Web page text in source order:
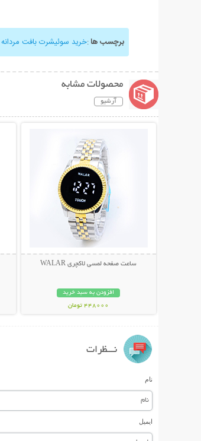
برچسب ها:خرید سوئیشرت بافت مردانه Uomo
محصولات مشابه
آرشیو
ساعت صفحه لمسی لاکچری WALAR
افزودن به سبد خرید
448000 تومان
نـــظرات
نام
ایمیل